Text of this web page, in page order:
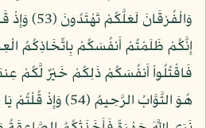
وَالْفُرْقَانَ
إِنَّكُمْ ظَلَمْتُمْ أَنفُسَكُمْ بِاتِّخَاذِكُمُ
فَاقْتُلُواْ أَنفُسَكُمْ ذَلِكُمْ خَيْرٌ لَّكُمْ
هُوَ التَّوَّابُ